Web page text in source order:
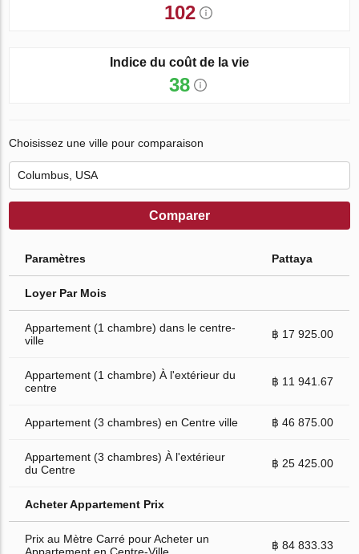
102
Indice du coût de la vie
38
Choisissez une ville pour comparaison
Comparer
Paramètres Pattaya
Loyer Par Mois
Appartement (1 chambre) dans le centre-
ville
฿ 17 925.00
Appartement (1 chambre) À l'extérieur du
centre
฿ 11 941.67
Appartement (3 chambres) en Centre ville ฿ 46 875.00
Appartement (3 chambres) À l'extérieur
du Centre
฿ 25 425.00
Acheter Appartement Prix
Prix au Mètre Carré pour Acheter un
Appartement en Centre-Ville
฿ 84 833.33